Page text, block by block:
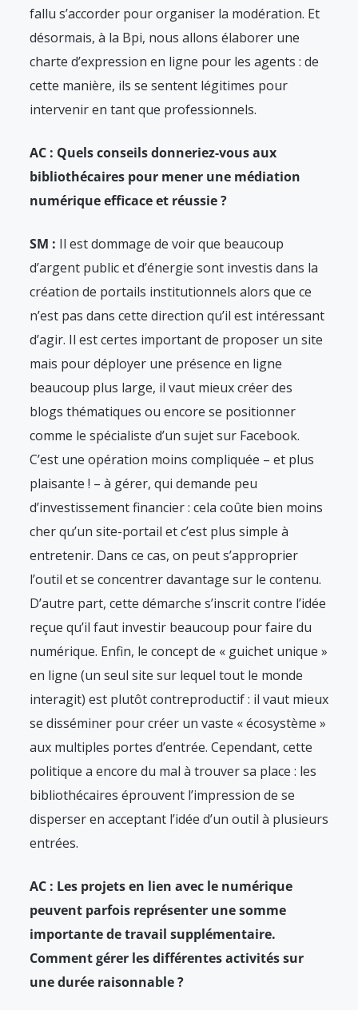
fallu s’accorder pour organiser la modération. Et
désormais, à la Bpi, nous allons élaborer une
charte d’expression en ligne pour les agents : de
cette manière, ils se sentent légitimes pour
intervenir en tant que professionnels.
AC : Quels conseils donneriez-vous aux
bibliothécaires pour mener une médiation
numérique efficace et réussie ?
SM : Il est dommage de voir que beaucoup
d’argent public et d’énergie sont investis dans la
création de portails institutionnels alors que ce
n’est pas dans cette direction qu’il est intéressant
d’agir. Il est certes important de proposer un site
mais pour déployer une présence en ligne
beaucoup plus large, il vaut mieux créer des
blogs thématiques ou encore se positionner
comme le spécialiste d’un sujet sur Facebook.
C’est une opération moins compliquée – et plus
plaisante ! – à gérer, qui demande peu
d’investissement financier : cela coûte bien moins
cher qu’un site-portail et c’est plus simple à
entretenir. Dans ce cas, on peut s’approprier
l’outil et se concentrer davantage sur le contenu.
D’autre part, cette démarche s’inscrit contre l’idée
reçue qu’il faut investir beaucoup pour faire du
numérique. Enfin, le concept de « guichet unique »
en ligne (un seul site sur lequel tout le monde
interagit) est plutôt contreproductif : il vaut mieux
se disséminer pour créer un vaste « écosystème »
aux multiples portes d’entrée. Cependant, cette
politique a encore du mal à trouver sa place : les
bibliothécaires éprouvent l’impression de se
disperser en acceptant l’idée d’un outil à plusieurs
entrées.
AC : Les projets en lien avec le numérique
peuvent parfois représenter une somme
importante de travail supplémentaire.
Comment gérer les différentes activités sur
une durée raisonnable ?